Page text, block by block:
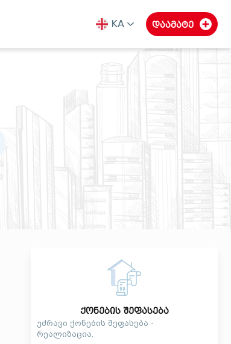
KA დაამატე
ქონების შეფასება
უძრავი ქონების შეფასება -
რეალიზაცია.